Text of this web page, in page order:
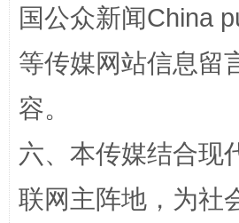
国公众新闻China
等传媒网站信息留
容。
六、本传媒结合现
联网主阵地，为社